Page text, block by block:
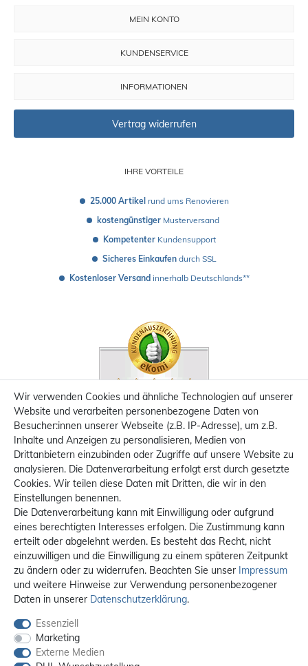
IHRE VORTEILE
25.000 Artikel rund ums Renovieren
kostengünstiger Musterversand
Kompetenter Kundensupport
Sicheres Einkaufen durch SSL
Kostenloser Versand innerhalb Deutschlands**
MEIN KONTO
KUNDENSERVICE
INFORMATIONEN
Vertrag widerrufen
Wir verwenden Cookies und ähnliche Technologien auf unserer
Website und verarbeiten personenbezogene Daten von
Besucher:innen unserer Webseite (z.B. IP-Adresse), um z.B.
Inhalte und Anzeigen zu personalisieren, Medien von
Drittanbietern einzubinden oder Zugriffe auf unsere Website zu
analysieren. Die Datenverarbeitung erfolgt erst durch gesetzte
Cookies. Wir teilen diese Daten mit Dritten, die wir in den
Einstellungen benennen.
Die Datenverarbeitung kann mit Einwilligung oder aufgrund
eines berechtigten Interesses erfolgen. Die Zustimmung kann
erteilt oder abgelehnt werden. Es besteht das Recht, nicht
einzuwilligen und die Einwilligung zu einem späteren Zeitpunkt
zu ändern oder zu widerrufen. Beachten Sie unser Impressum
und weitere Hinweise zur Verwendung personenbezogener
Daten in unserer Daten­schutz­erklärung.
Essenziell
Marketing
Externe Medien